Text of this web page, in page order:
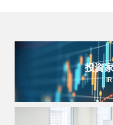
投資
IR